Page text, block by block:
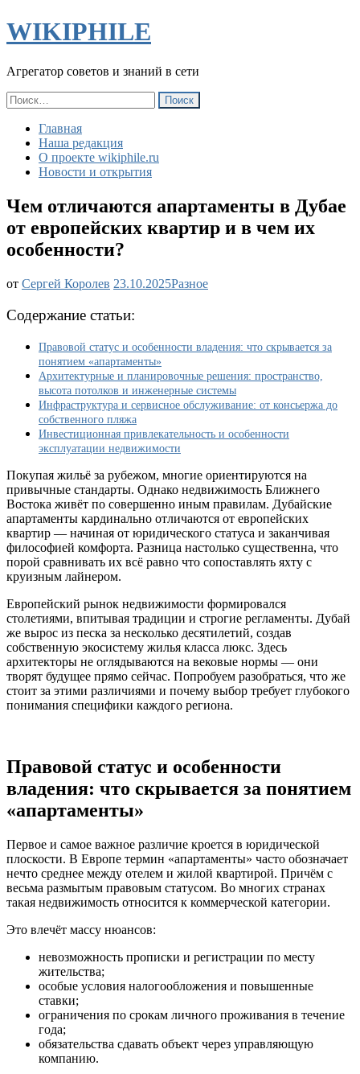
WIKIPHILE
Агрегатор советов и знаний в сети
Найти:
Главная
Наша редакция
О проекте wikiphile.ru
Новости и открытия
Чем отличаются апартаменты в Дубае
от европейских квартир и в чем их
особенности?
от Сергей Королев 23.10.2025Чем
от
квартир
и
в
их
особенности?
Разное
Содержание статьи:
Правовой статус и особенности владения: что скрывается за
понятием «апартаменты»
Архитектурные и планировочные решения: пространство,
высота потолков и инженерные системы
Инфраструктура и сервисное обслуживание: от консьержа до
собственного пляжа
Инвестиционная привлекательность и особенности
эксплуатации недвижимости
Покупая жильё за рубежом, многие ориентируются на
привычные стандарты. Однако недвижимость Ближнего
Востока живёт по совершенно иным правилам. Дубайские
апартаменты кардинально отличаются от европейских
квартир — начиная от юридического статуса и заканчивая
философией комфорта. Разница настолько существенна, что
порой сравнивать их всё равно что сопоставлять яхту с
круизным лайнером.
Европейский рынок недвижимости формировался
столетиями, впитывая традиции и строгие регламенты. Дубай
же вырос из песка за несколько десятилетий, создав
собственную экосистему жилья класса люкс. Здесь
архитекторы не оглядываются на вековые нормы — они
творят будущее прямо сейчас. Попробуем разобраться, что же
стоит за этими различиями и почему выбор требует глубокого
понимания специфики каждого региона.
Правовой статус и особенности
владения: что скрывается за понятием
«апартаменты»
Первое и самое важное различие кроется в юридической
плоскости. В Европе термин «апартаменты» часто обозначает
нечто среднее между отелем и жилой квартирой. Причём с
весьма размытым правовым статусом. Во многих странах
такая недвижимость относится к коммерческой категории.
Это влечёт массу нюансов:
невозможность прописки и регистрации по месту
жительства;
особые условия налогообложения и повышенные
ставки;
ограничения по срокам личного проживания в течение
года;
обязательства сдавать объект через управляющую
компанию.